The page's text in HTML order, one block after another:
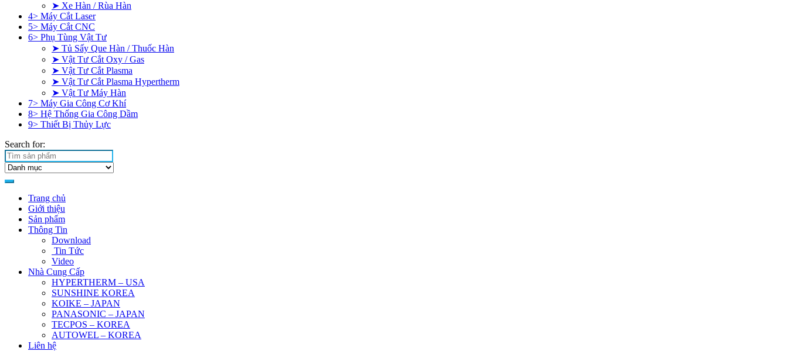
➤ Xe Hàn / Rùa Hàn
4> Máy Cắt Laser
5> Máy Cắt CNC
6> Phụ Tùng Vật Tư
➤ Tủ Sấy Que Hàn / Thuốc Hàn
➤ Vật Tư Cắt Oxy / Gas
➤ Vật Tư Cắt Plasma
➤ Vật Tư Cắt Plasma Hypertherm
➤ Vật Tư Máy Hàn
7> Máy Gia Công Cơ Khí
8> Hệ Thống Gia Công Dầm
9> Thiết Bị Thủy Lực
Search for:
Trang chủ
Giới thiệu
Sản phẩm
Thông Tin
Download
Tin Tức
Video
Nhà Cung Cấp
HYPERTHERM – USA
SUNSHINE KOREA
KOIKE – JAPAN
PANASONIC – JAPAN
TECPOS – KOREA
AUTOWEL – KOREA
Liên hệ